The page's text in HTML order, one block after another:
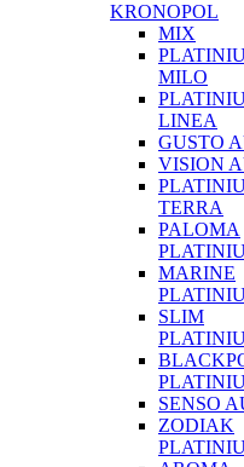
KRONOPOL
MIX
MILO
LINEA
GUSTO
VISION
TERRA
PALOMA
MARINE
SLIM
SENSO
ZODIAK